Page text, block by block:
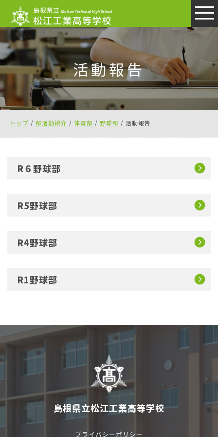
このページの本文へ
活動報告
現
在
トップ / 部活動紹介 / 体育部 / 野球部 / 活動報告
R６野球部
R5野球部
R4野球部
R1野球部
島根県立松江工業高等学校
プライバシーポリシー